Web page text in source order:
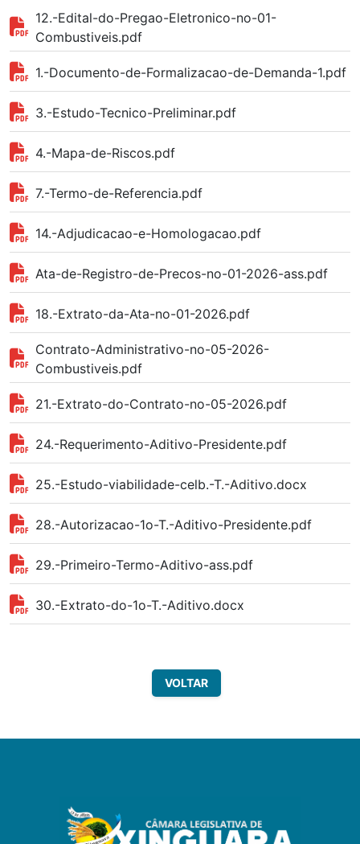
12.-Edital-do-Pregao-Eletronico-no-01-
Combustiveis.pdf
1.-Documento-de-Formalizacao-de-Demanda-1.pdf
3.-Estudo-Tecnico-Preliminar.pdf
4.-Mapa-de-Riscos.pdf
7.-Termo-de-Referencia.pdf
14.-Adjudicacao-e-Homologacao.pdf
Ata-de-Registro-de-Precos-no-01-2026-ass.pdf
18.-Extrato-da-Ata-no-01-2026.pdf
Contrato-Administrativo-no-05-2026-
Combustiveis.pdf
21.-Extrato-do-Contrato-no-05-2026.pdf
24.-Requerimento-Aditivo-Presidente.pdf
25.-Estudo-viabilidade-celb.-T.-Aditivo.docx
28.-Autorizacao-1o-T.-Aditivo-Presidente.pdf
29.-Primeiro-Termo-Aditivo-ass.pdf
30.-Extrato-do-1o-T.-Aditivo.docx
VOLTAR